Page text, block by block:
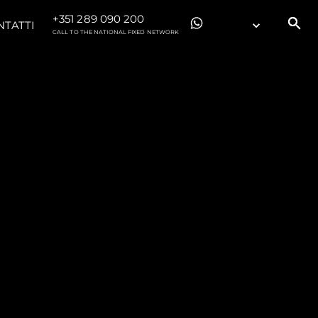
+351 289 090 200
CALL TO THE NATIONAL FIXED NETWORK